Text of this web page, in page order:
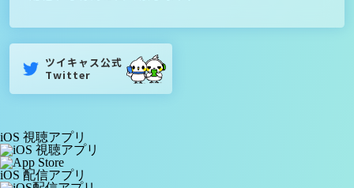
ツイキャス公式
Twitter
iOS 視聴アプリ
iOS 配信アプリ